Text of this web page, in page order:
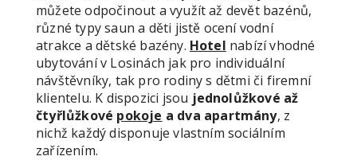
můžete odpočinout a využít až devět bazénů,
různé typy saun a děti jistě ocení vodní
atrakce a dětské bazény. Hotel nabízí vhodné
ubytování v Losinách jak pro individuální
návštěvníky, tak pro rodiny s dětmi či firemní
klientelu. K dispozici jsou jednolůžkové až
čtyřlůžkové pokoje a dva apartmány, z
nichž každý disponuje vlastním sociálním
zařízením.